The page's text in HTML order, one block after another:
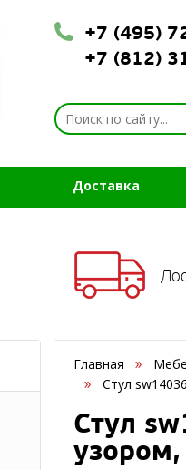
+7 (495)
+7 (812)
Доставка
Главная
Стул
Стул